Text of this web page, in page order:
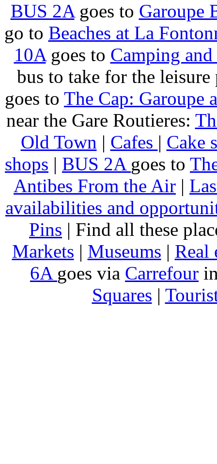
BUS 2Agoes to Garoupe
go to Beaches at La
10Agoes to Camping
bus to take for the
goes to The Cap: Garoupe
near the Gare Routieres:
Old Town | Cafes | Cake
shops | BUS 2A goes to
Antibes From the Air |
availabilities and
Pins | Find all these
Markets | Museums | Real
6A goes via Carrefour
Squares |